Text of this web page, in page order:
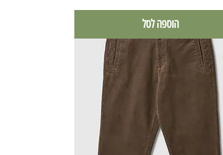
הוספה לסל